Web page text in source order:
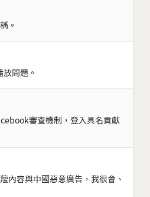
。
問題。
審查機制，登入具名貢獻
內容與中國惡意廣告，我很會、